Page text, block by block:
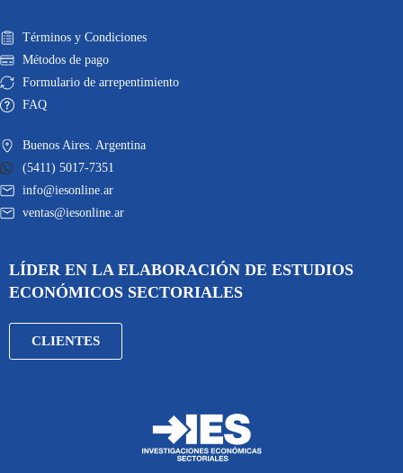
Términos y Condiciones
Métodos de pago
Formulario de arrepentimiento
FAQ
Buenos Aires. Argentina
(5411) 5017-7351
info@iesonline.ar
ventas@iesonline.ar
LÍDER EN LA ELABORACIÓN DE ESTUDIOS
ECONÓMICOS SECTORIALES
CLIENTES